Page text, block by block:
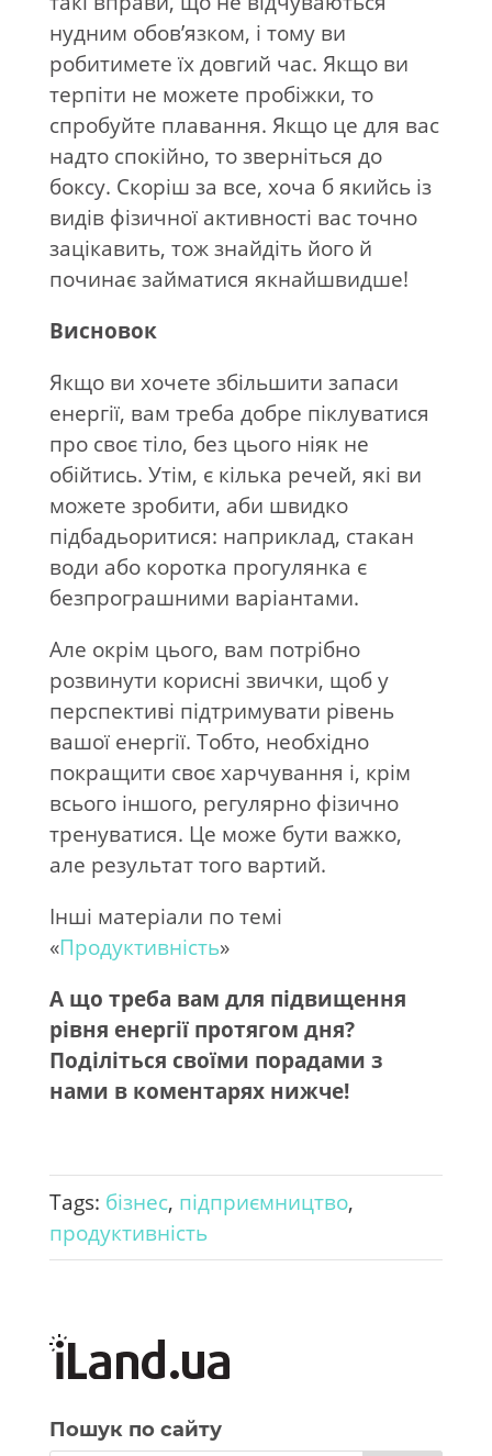
нудним обов’язком, і тому ви
робитимете їх довгий час. Якщо ви
терпіти не можете пробіжки, то
спробуйте плавання. Якщо це для вас
надто спокійно, то зверніться до
боксу. Скоріш за все, хоча б якийсь із
видів фізичної активності вас точно
зацікавить, тож знайдіть його й
починає займатися якнайшвидше!
Висновок
Якщо ви хочете збільшити запаси
енергії, вам треба добре піклуватися
про своє тіло, без цього ніяк не
обійтись. Утім, є кілька речей, які ви
можете зробити, аби швидко
підбадьоритися: наприклад, стакан
води або коротка прогулянка є
безпрограшними варіантами.
Але окрім цього, вам потрібно
розвинути корисні звички, щоб у
перспективі підтримувати рівень
вашої енергії. Тобто, необхідно
покращити своє харчування і, крім
всього іншого, регулярно фізично
тренуватися. Це може бути важко,
але результат того вартий.
Інші матеріали по темі
«Продуктивність»
А що треба вам для підвищення
рівня енергії протягом дня?
Поділіться своїми порадами з
нами в коментарях нижче!
Tags: бізнес, підприємництво,
продуктивність
Пошук по сайту